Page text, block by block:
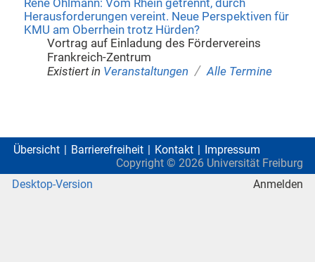
René Ohlmann: Vom Rhein getrennt, durch
Herausforderungen vereint. Neue Perspektiven für
KMU am Oberrhein trotz Hürden?
Vortrag auf Einladung des Fördervereins
Frankreich-Zentrum
Existiert in Veranstaltungen / Alle Termine
Übersicht Barrierefreiheit Kontakt
Impressum
Copyright © 2026 Universität Freiburg
Desktop-Version
Anmelden